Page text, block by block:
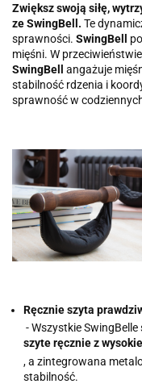
Zwiększ swoją siłę,
ze SwingBell. Te
sprawności. SwingBell
mięśni. W
SwingBell
angażuje
stabilność rdzenia i
sprawność w
Ręcznie szyta
- Wszystkie SwingBelle
szyte ręcznie z
, a zintegrowana
stabilność.